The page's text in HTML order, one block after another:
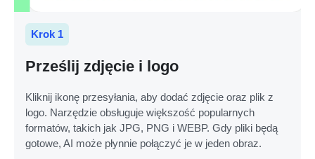
Krok 1
Prześlij zdjęcie i logo
Kliknij ikonę przesyłania, aby dodać zdjęcie oraz plik z
logo. Narzędzie obsługuje większość popularnych
formatów, takich jak JPG, PNG i WEBP. Gdy pliki będą
gotowe, AI może płynnie połączyć je w jeden obraz.